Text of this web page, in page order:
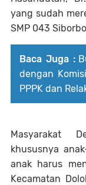
yang sudah
SMP 043
Baca Juga :
dengan
PPPK dan
Masyarakat
khususnya
anak harus
Kecamatan